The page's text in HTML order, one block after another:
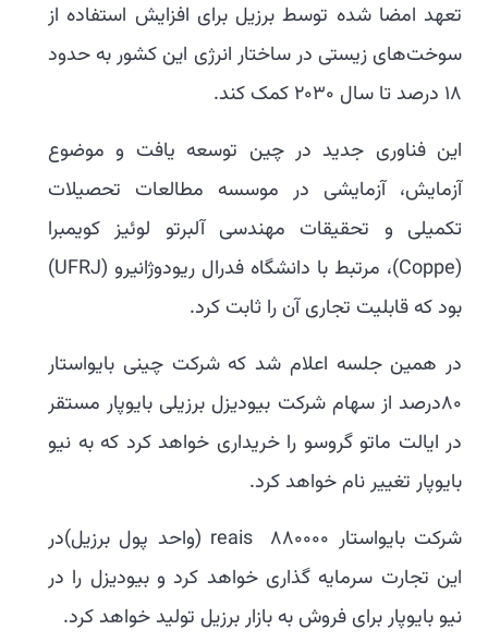
تعهد امضا شده توسط برزیل برای افزایش استفاده از
سوخت‌های زیستی در ساختار انرژی این کشور به حدود
18 درصد تا سال 2030 کمک کند.
این فناوری جدید در چین توسعه یافت و موضوع
آزمایش، آزمایشی در موسسه مطالعات تحصیلات
تکمیلی و تحقیقات مهندسی آلبرتو لوئیز کویمبرا
(Coppe)، مرتبط با دانشگاه فدرال ریودوژانیرو (UFRJ)
بود که قابلیت تجاری آن را ثابت کرد.
در همین جلسه اعلام شد که شرکت چینی بایواستار
80درصد از سهام شرکت بیودیزل برزیلی بایوپار مستقر
در ایالت ماتو گروسو را خریداری خواهد کرد که به نیو
بایوپار تغییر نام خواهد کرد.
شرکت بایواستار 880000 reais (واحد پول برزیل)در
این تجارت سرمایه گذاری خواهد کرد و بیودیزل را در
نیو بایوپار برای فروش به بازار برزیل تولید خواهد کرد.